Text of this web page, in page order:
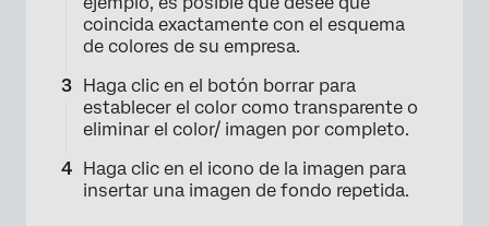
coincida exactamente con el esquema
de colores de su empresa.
Haga clic en el botón borrar para
establecer el color como transparente o
eliminar el color/ imagen por completo.
Haga clic en el icono de la imagen para
insertar una imagen de fondo repetida.